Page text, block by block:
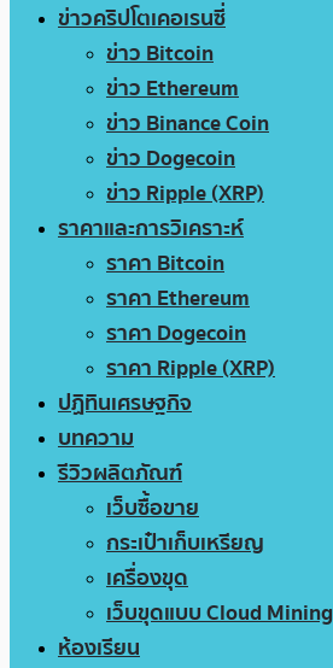
ข่าวคริปโตเคอเรนซี่
ข่าว Bitcoin
ข่าว Ethereum
ข่าว Binance Coin
ข่าว Dogecoin
ข่าว Ripple (XRP)
ราคาและการวิเคราะห์
ราคา Bitcoin
ราคา Ethereum
ราคา Dogecoin
ราคา Ripple (XRP)
ปฏิทินเศรษฐกิจ
บทความ
รีวิวผลิตภัณฑ์
เว็บซื้อขาย
กระเป๋าเก็บเหรียญ
เครื่องขุด
เว็บขุดแบบ Cloud Mining
ห้องเรียน